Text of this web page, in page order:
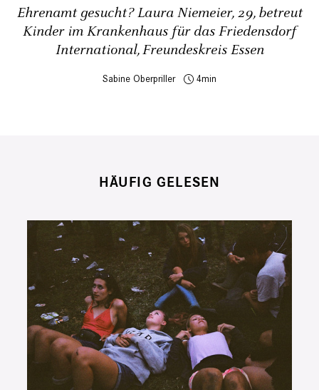
Ehrenamt gesucht? Laura Niemeier, 29, betreut
Kinder im Krankenhaus für das Friedensdorf
International, Freundeskreis Essen
Sabine Oberpriller 4
HÄUFIG GELESEN